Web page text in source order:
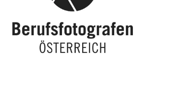
und